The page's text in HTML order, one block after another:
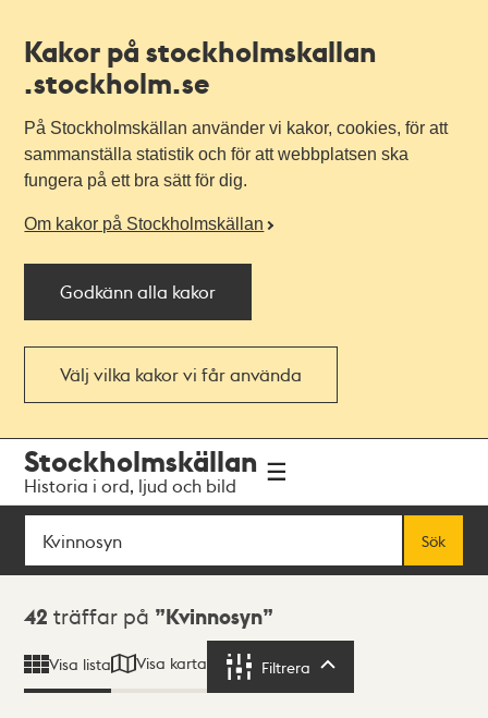
Kakor på stockholmskallan
.stockholm.se
På Stockholmskällan använder vi kakor, cookies, för att
sammanställa statistik och för att webbplatsen ska
fungera på ett bra sätt för dig.
Om kakor på Stockholmskällan
Godkänn alla kakor
Välj vilka kakor vi får använda
navigationen
huvudinnehållet
Stockholmskällan
Historia i ord, ljud och bild
Sök
Sök
Sökresultat
42 träffar på Kvinnosyn
Visa lista Visa karta Filtrera